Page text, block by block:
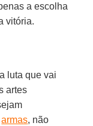
a escolha
vitória.
luta que vai
artes
armas, não